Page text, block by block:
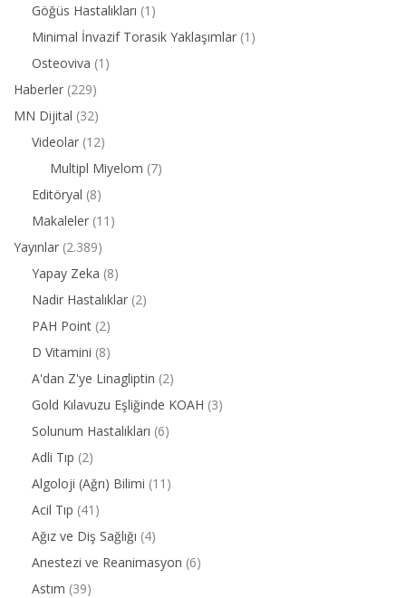
Göğüs Hastalıkları (1)
Minimal İnvazif Torasik Yaklaşımlar (1)
Osteoviva (1)
Haberler (229)
MN Dijital (32)
Videolar (12)
Multipl Miyelom (7)
Editöryal (8)
Makaleler (11)
Yayınlar (2.389)
Yapay Zeka (8)
Nadir Hastalıklar (2)
PAH Point (2)
D Vitamini (8)
A'dan Z'ye Linagliptin (2)
Gold Kılavuzu Eşliğinde KOAH (3)
Solunum Hastalıkları (6)
Adli Tıp (2)
Algoloji (Ağrı) Bilimi (11)
Acil Tıp (41)
Ağız ve Diş Sağlığı (4)
Anestezi ve Reanimasyon (6)
Astım (39)